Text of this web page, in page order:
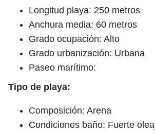
Longitud playa: 250 metros
Anchura media: 60 metros
Grado ocupación: Alto
Grado urbanización: Urbana
Paseo marítimo:
Tipo de playa:
Composición: Arena
Condiciones baño: Fuerte